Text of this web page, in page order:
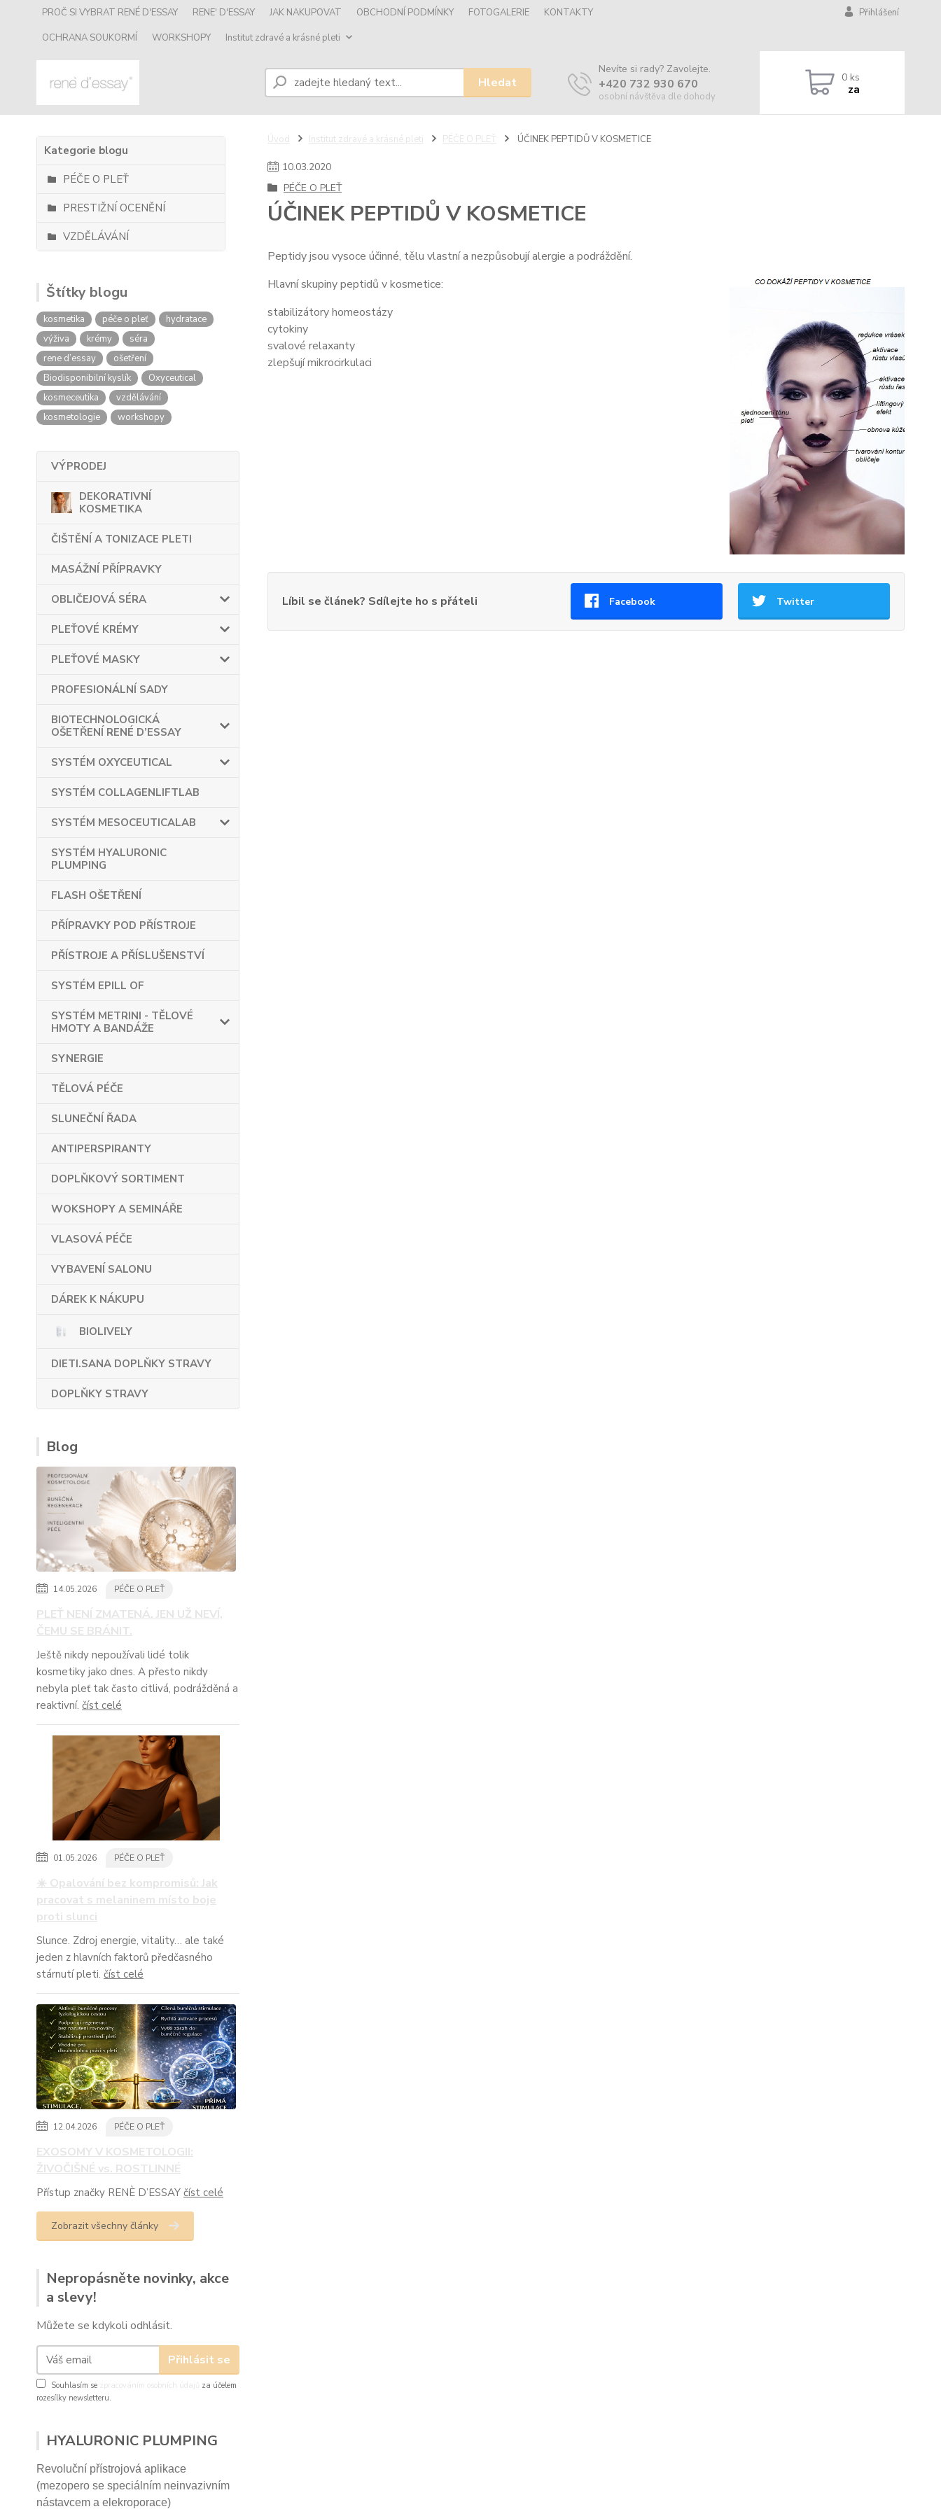
PROČ SI VYBRAT RENÉ D'ESSAY RENE' D'ESSAY JAK NAKUPOVAT OBCHODNÍ PODMÍNKY FOTOGALERIE
KONTAKTY
OCHRANA SOUKORMÍ
WORKSHOPY Institut zdravé a krásné pleti
Přihlášení
Hledat
Nevíte si rady? Zavolejte.
+420 732 930 670
osobní návštěva dle dohody
0 ks
za
Kategorie blogu
PÉČE O PLEŤ
PRESTIŽNÍ OCENĚNÍ
VZDĚLÁVÁNÍ
Štítky blogu
kosmetika péče o pleť
hydratace
výživa
krémy
séra
rene d’essay
ošetření
Biodisponibilní kyslík
Oxyceutical
kosmeceutika
vzdělávání
kosmetologie
workshopy
VÝPRODEJ
DEKORATIVNÍ
KOSMETIKA
ČIŠTĚNÍ A TONIZACE PLETI
MASÁŽNÍ PŘÍPRAVKY
OBLIČEJOVÁ SÉRA
PLEŤOVÉ KRÉMY
PLEŤOVÉ MASKY
PROFESIONÁLNÍ SADY
BIOTECHNOLOGICKÁ
OŠETŘENÍ RENÉ D’ESSAY
SYSTÉM OXYCEUTICAL
SYSTÉM COLLAGENLIFTLAB
SYSTÉM MESOCEUTICALAB
SYSTÉM HYALURONIC
PLUMPING
FLASH OŠETŘENÍ
PŘÍPRAVKY POD PŘÍSTROJE
PŘÍSTROJE A PŘÍSLUŠENSTVÍ
SYSTÉM EPILL OF
SYSTÉM METRINI - TĚLOVÉ
HMOTY A BANDÁŽE
SYNERGIE
TĚLOVÁ PÉČE
SLUNEČNÍ ŘADA
ANTIPERSPIRANTY
DOPLŇKOVÝ SORTIMENT
WOKSHOPY A SEMINÁŘE
VLASOVÁ PÉČE
VYBAVENÍ SALONU
DÁREK K NÁKUPU
BIOLIVELY
DIETI.SANA DOPLŇKY STRAVY
DOPLŇKY STRAVY
Blog
14.05.2026 PÉČE O PLEŤ
PLEŤ NENÍ ZMATENÁ. JEN UŽ NEVÍ,
ČEMU SE BRÁNIT.
Ještě nikdy nepoužívali lidé tolik
kosmetiky jako dnes. A přesto nikdy
nebyla pleť tak často citlivá, podrážděná a
reaktivní. číst celé
01.05.2026 PÉČE O PLEŤ
☀️ Opalování bez kompromisů: Jak
pracovat s melaninem místo boje
proti slunci
Slunce. Zdroj energie, vitality… ale také
jeden z hlavních faktorů předčasného
stárnutí pleti. číst celé
12.04.2026 PÉČE O PLEŤ
EXOSOMY V KOSMETOLOGII:
ŽIVOČIŠNÉ vs. ROSTLINNÉ
Přístup značky RENÈ D’ESSAY číst celé
Zobrazit všechny články
Nepropásněte novinky, akce
a slevy!
Můžete se kdykoli odhlásit.
Přihlásit se
Souhlasím se zpracováním osobních údajů
za účelem
rozesílky newsletteru.
HYALURONIC PLUMPING
Revoluční přístrojová aplikace
(mezopero se speciálním neinvazivním
nástavcem a elekroporace)
Úvod Institut zdravé a krásné pleti PÉČE O PLEŤ ÚČINEK PEPTIDŮ V KOSMETICE
10.03.2020
PÉČE O PLEŤ
ÚČINEK PEPTIDŮ V KOSMETICE
Peptidy jsou vysoce účinné, tělu vlastní a nezpůsobují alergie a podráždění.
Hlavní skupiny peptidů v kosmetice:
stabilizátory homeostázy
cytokiny
svalové relaxanty
zlepšují mikrocirkulaci
Líbil se článek? Sdílejte ho s přáteli Facebook Twitter